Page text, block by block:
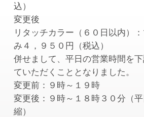
込）
変更後
リタッチカラー（６０日以内）
み４，９５０円（税込）
併せまして、平日の営業時間を
ていただくこととなりました。
変更前：９時～１９時
変更後：９時～１８時３０分（
縮）